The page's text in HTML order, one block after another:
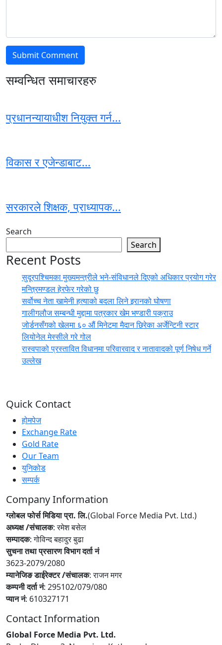
सम्वन्धित समाचारहरु
प्रधानन्यायाधीश नियुक्त गर्न...
विकास र एजेन्डाबाट...
सरकारले शिक्षक, प्राध्यापक...
Search
Search
Recent Posts
सुदूरपश्चिमका मुख्यमन्त्रीले भने-संविधानले दिएको अधिकार प्रयोग गरेर
मन्त्रिमण्डल हेरफेर गरेको छु
सर्वोच्च नेता खामेनी हत्याको बदला लिने इरानको घोषणा
गालीगलौज सम्बन्धी मुद्दामा पत्रकार खेम भण्डारी पक्राउ
जोर्डनसँगको खेलमा ६० औं मिनेटमा मैदान छिरेका अर्जेन्टिनी स्टार
लियोनेल मेस्सीले गरे गोल
रास्वपाको प्रस्तावित विधानमा परिवारवाद र नातावादको पूर्ण निषेध गर्ने
उल्लेख
Quick Contact
होमपेज
Exchange Rate
Gold Rate
Our Team
युनिकोड
सम्पर्क
Company Information
ग्लोबल फोर्स मिडिया प्रा. लि.(Global Force Media Pvt. Ltd.)
अध्यक्ष /संचालक: रमेश बसेल
सम्पादक: गोविन्द बहादुर बुढा
सुचना तथा प्रसारण विभाग दर्ता नं
3623-2079/2080
म्यानेजिङ डाईरेक्टर /संचालक: राजन मगर
कम्पनी दर्ता नं: 295102/079/080
प्यान नं: 610327171
Contact Information
Global Force Media Pvt. Ltd.